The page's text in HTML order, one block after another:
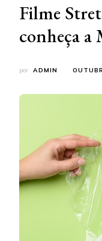
Filme
conheça
por ADMIN